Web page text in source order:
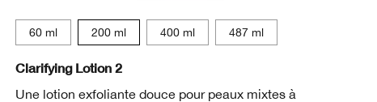
60 ml 200 ml 400 ml 487 ml
Clarifying Lotion 2
Une lotion exfoliante douce pour peaux mixtes à